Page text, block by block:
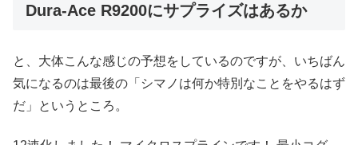
Dura-Ace R9200にサプライズはあるか
と、大体こんな感じの予想をしているのですが、いちばん
気になるのは最後の「シマノは何か特別なことをやるはず
だ」というところ。